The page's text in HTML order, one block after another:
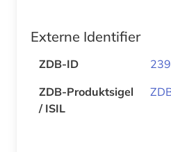
Externe Identifier
ZDB-ID
ZDB-Produktsigel
/ ISIL